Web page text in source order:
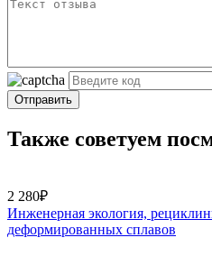
Отправить
Также советуем
2 280₽
Инженерная экология,
деформированных сплавов